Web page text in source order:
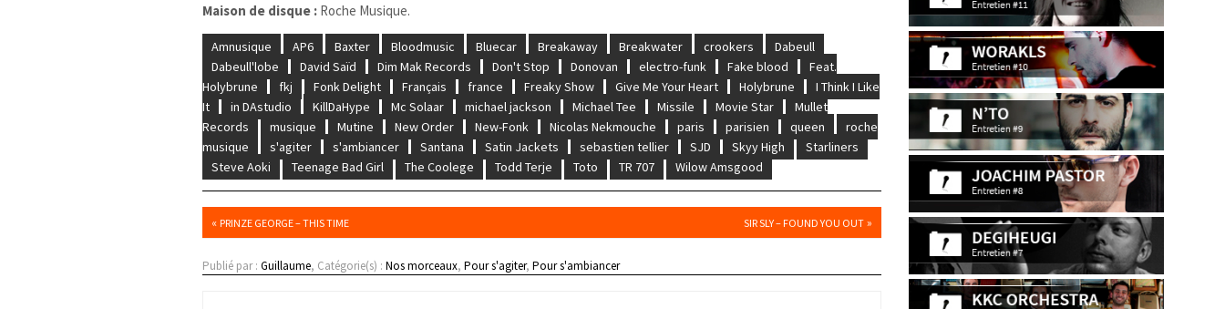
Maison de disque : Roche Musique.
Amnusique AP6 Baxter Bloodmusic Bluecar Breakaway Breakwater crookers
Dabeull
Dabeull'lobe
David Saïd Dim Mak Records Don't Stop Donovan electro-funk Fake blood
Feat.
Holybrune
fkj Fonk Delight Français france Freaky Show Give Me Your Heart Holybrune
I Think I Like
It
in DAstudio KillDaHype Mc Solaar michael jackson Michael Tee Missile Movie Star
Mullet
Records
musique Mutine New Order New-Fonk Nicolas Nekmouche paris parisien queen
roche
musique
s'agiter s'ambiancer Santana Satin Jackets sebastien tellier SJD Skyy High
Starliners
Steve Aoki
Teenage Bad Girl The Coolege Todd Terje Toto TR 707 Wilow Amsgood
«PRINZE GEORGE – THIS TIME SIR SLY – FOUND YOU OUT »
Publié par :Guillaume, Catégorie(s) :Nos morceaux,Pour s'agiter,Pour s'ambiancer